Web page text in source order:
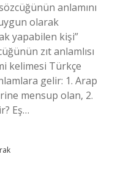
anlamını
olarak
yapabilen kişi”
zıt anlamlısı
kelimesi Türkçe
gelir: 1. Arap
mensup olan, 2.
Eş…